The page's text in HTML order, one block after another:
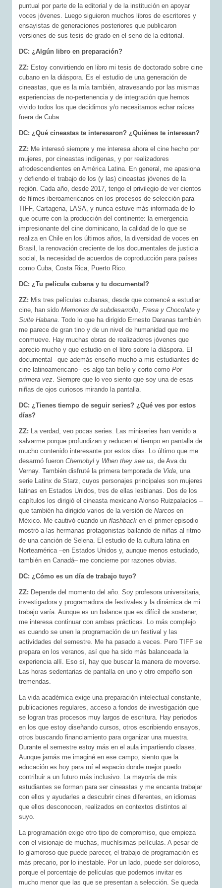
puntual por parte de la editorial y de la institución en apoyar
voces jóvenes. Luego siguieron muchos libros de escritores y
ensayistas de generaciones posteriores que publicaron
versiones de sus tesis de grado en el seno de la editorial.
DC: ¿Algún libro en preparación?
ZZ: Estoy convirtiendo en libro mi tesis de doctorado sobre cine
cubano en la diáspora. Es el estudio de una generación de
cineastas, que es la mía también, atravesando por las mismas
experiencias de no-pertenencia y de integración que hemos
vivido todos los que decidimos y/o necesitamos echar raíces
fuera de Cuba.
DC: ¿Qué cineastas te interesaron? ¿Quiénes te interesan?
ZZ: Me interesó siempre y me interesa ahora el cine hecho por
mujeres, por cineastas indígenas, y por realizadores
afrodescendientes en América Latina. En general, me apasiona
y defiendo el trabajo de los (y las) cineastas jóvenes de la
región. Cada año, desde 2017, tengo el privilegio de ver cientos
de filmes iberoamericanos en los procesos de selección para
TIFF, Cartagena, LASA, y nunca estuve más informada de lo
que ocurre con la producción del continente: la emergencia
impresionante del cine dominicano, la calidad de lo que se
realiza en Chile en los últimos años, la diversidad de voces en
Brasil, la renovación creciente de los documentales de justicia
social, la necesidad de acuerdos de coproducción para países
como Cuba, Costa Rica, Puerto Rico.
DC: ¿Tu película cubana y tu documental?
ZZ: Mis tres películas cubanas, desde que comencé a estudiar
cine, han sidoMemorias de subdesarrollo,Fresa y Chocolate y
Suite Habana. Todo lo que ha dirigido Ernesto Daranas también
me parece de gran tino y de un nivel de humanidad que me
conmueve. Hay muchas obras de realizadores jóvenes que
aprecio mucho y que estudio en el libro sobre la diáspora. El
documental –que además enseño mucho a mis estudiantes de
cine latinoamericano– es algo tan bello y corto comoPor
primera vez. Siempre que lo veo siento que soy una de esas
niñas de ojos curiosos mirando la pantalla.
DC: ¿Tienes tiempo de seguir series? ¿Qué ves por estos
días?
ZZ: La verdad, veo pocas series. Las miniseries han venido a
salvarme porque profundizan y reducen el tiempo en pantalla de
mucho contenido interesante por estos días. Lo último que me
desarmó fueronChernobyl y When they see us, de Ava du
Vernay. También disfruté la primera temporada de Vida, una
serie Latinx de Starz, cuyos personajes principales son mujeres
latinas en Estados Unidos, tres de ellas lesbianas. Dos de los
capítulos los dirigió el cineasta mexicano Alonso Ruizpalacios –
que también ha dirigido varios de la versión deNarcos en
México. Me cautivó cuando unflashback en el primer episodio
mostró a las hermanas protagonistas bailando de niñas al ritmo
de una canción de Selena. El estudio de la cultura latina en
Norteamérica –en Estados Unidos y, aunque menos estudiado,
también en Canadá– me concierne por razones obvias.
DC: ¿Cómo es un día de trabajo tuyo?
ZZ: Depende del momento del año. Soy profesora universitaria,
investigadora y programadora de festivales y la dinámica de mi
trabajo varía. Aunque es un balance que es difícil de sostener,
me interesa continuar con ambas prácticas. Lo más complejo
es cuando se unen la programación de un festival y las
actividades del semestre. Me ha pasado a veces. Pero TIFF se
prepara en los veranos, así que ha sido más balanceada la
experiencia allí. Eso sí, hay que buscar la manera de moverse.
Las horas sedentarias de pantalla en uno y otro empeño son
tremendas.
La vida académica exige una preparación intelectual constante,
publicaciones regulares, acceso a fondos de investigación que
se logran tras procesos muy largos de escritura. Hay periodos
en los que estoy diseñando cursos, otros escribiendo ensayos,
otros buscando financiamiento para organizar una muestra.
Durante el semestre estoy más en el aula impartiendo clases.
Aunque jamás me imaginé en ese campo, siento que la
educación es hoy para mí el espacio donde mejor puedo
contribuir a un futuro más inclusivo. La mayoría de mis
estudiantes se forman para ser cineastas y me encanta trabajar
con ellos y ayudarles a descubrir cines diferentes, en idiomas
que ellos desconocen, realizados en contextos distintos al
suyo.
La programación exige otro tipo de compromiso, que empieza
con el visionaje de muchas, muchísimas películas. A pesar de
lo glamoroso que puede parecer, el trabajo de programación es
más precario, por lo inestable. Por un lado, puede ser doloroso,
porque el porcentaje de películas que podemos invitar es
mucho menor que las que se presentan a selección. Se queda